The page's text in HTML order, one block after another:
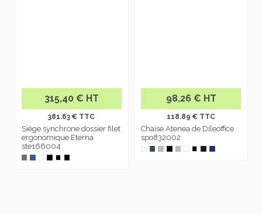
315,40 € HT
381.63 € TTC
Siège synchrone dossier filet
ergonomique Eterna
ste166004
98,26 € HT
118.89 € TTC
Chaise Atenea de Dileoffice
spo832002